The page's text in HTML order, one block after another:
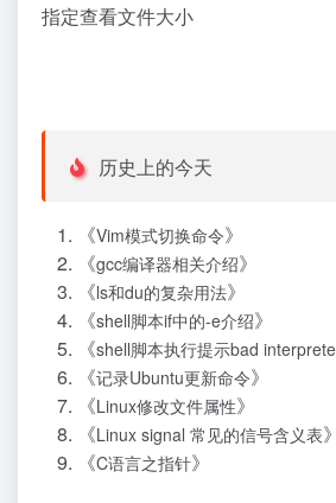
指定查看文件大小
历史上的今天
《Vim模式切换命令》
《gcc编译器相关介绍》
《ls和du的复杂用法》
《shell脚本if中的-e介绍》
《shell脚本执行提示bad
《记录Ubuntu更新命令》
《Linux修改文件属性》
《Linux signal 常见的信号含义表》
《C语言之指针》